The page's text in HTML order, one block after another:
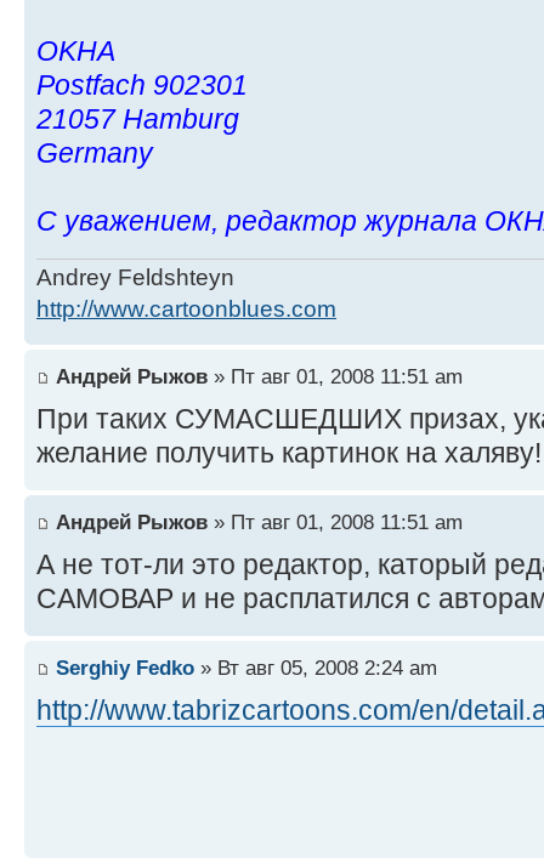
OKHA
Postfach 902301
21057 Hamburg
Germany
С уважением, редактор журнала
Andrey Feldshteyn
http://www.cartoonblues.com
Андрей Рыжов » Пт авг 01, 2008 11:51 am
При таких СУМАСШЕДШИХ призах,
желание получить картинок на халяву!
Андрей Рыжов » Пт авг 01, 2008 11:51 am
А не тот-ли это редактор, каторый
САМОВАР и не расплатился с
Serghiy Fedko » Вт авг 05, 2008 2:24 am
http://www.tabrizcartoons.com/en/